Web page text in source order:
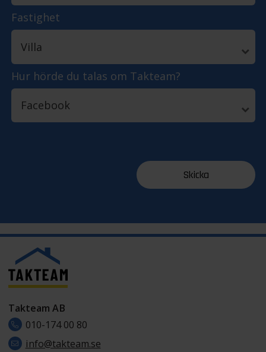
Fastighet
Hur hörde du talas om Takteam?
Takteam AB
010-174 00 80
info@takteam.se